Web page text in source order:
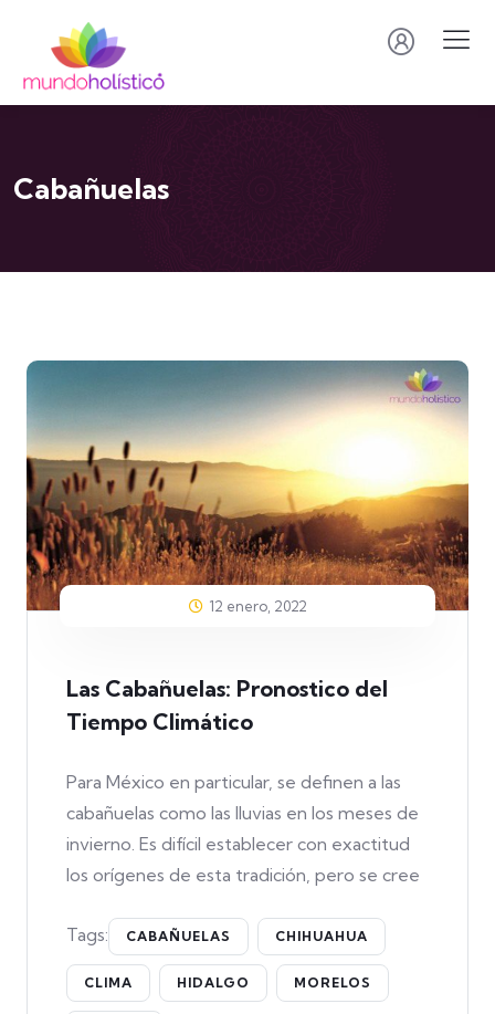
Cabañuelas
12 enero, 2022
Las Cabañuelas: Pronostico del
Tiempo Climático
Para México en particular, se definen a las
cabañuelas como las lluvias en los meses de
invierno. Es difícil establecer con exactitud
los orígenes de esta tradición, pero se cree
Tags: CABAÑUELAS CHIHUAHUA
CLIMA HIDALGO MORELOS